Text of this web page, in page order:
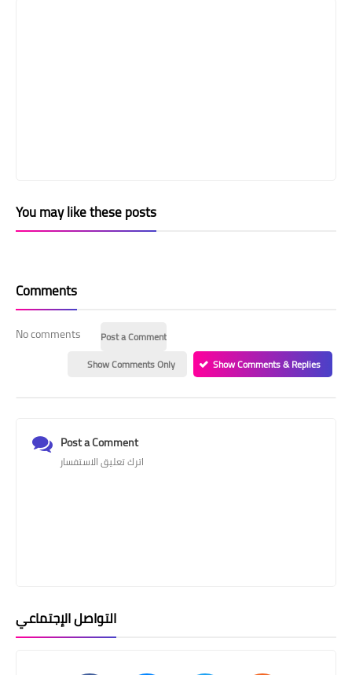
You may like these posts
Comments
No comments
Post a Comment
Show Comments Only
Show Comments & Replies
Post a Comment
اترك تعليق الاستفسار
التواصل الإجتماعي